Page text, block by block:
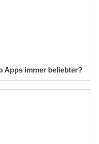
Apps immer beliebter?